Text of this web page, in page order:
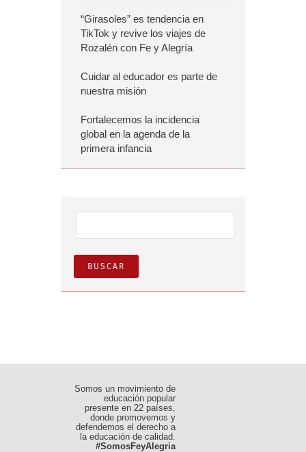
“Girasoles” es tendencia en
TikTok y revive los viajes de
Rozalén con Fe y Alegría
Cuidar al educador es parte de
nuestra misión
Fortalecemos la incidencia
global en la agenda de la
primera infancia
Buscar:
Somos un movimiento de
educación popular
presente en 22 países,
donde promovemos y
defendemos el derecho a
la educación de calidad.
#SomosFeyAlegria